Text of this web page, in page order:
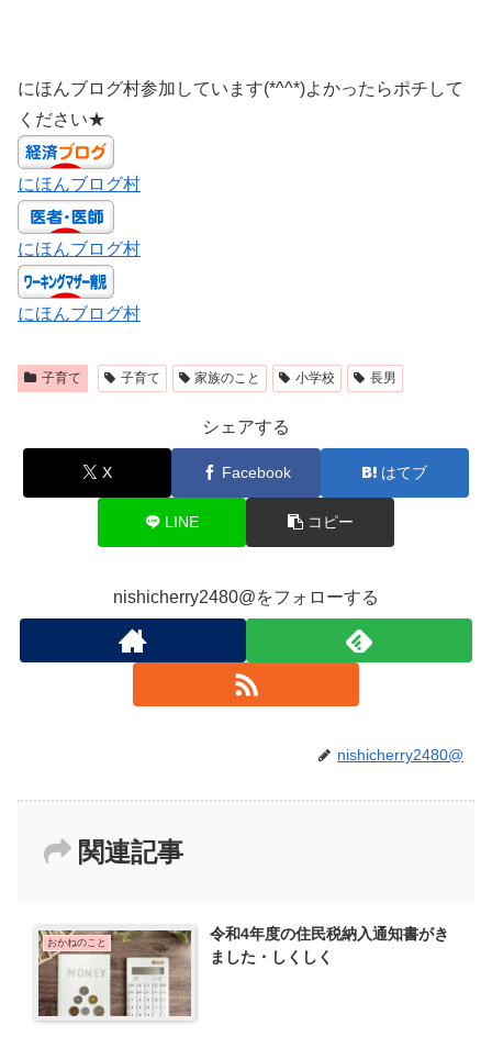
にほんブログ村参加しています(*^^*)よかったらポチして
ください★
にほんブログ村
にほんブログ村
にほんブログ村
子育て 子育て 家族のこと 小学校 長男
シェアする
X Facebook はてブ
LINE コピー
nishicherry2480@をフォローする
nishicherry2480@
関連記事
おかねのこと
令和4年度の住民税納入通知書がき
ました・しくしく